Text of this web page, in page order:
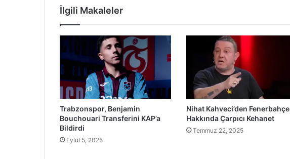
İlgili Makaleler
Trabzonspor, Benjamin
Bouchouari Transferini KAP’a
Bildirdi
Eylül 5, 2025
Nihat Kahveci’den Fenerbahçe
Hakkında Çarpıcı Kehanet
Temmuz 22, 2025